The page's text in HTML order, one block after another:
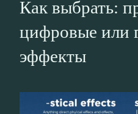
Как выбрать:
цифровые или
эффекты